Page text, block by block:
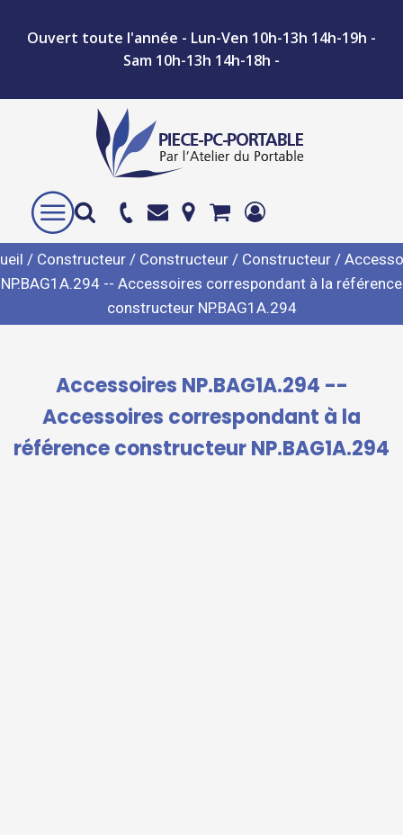
Ouvert toute l'année - Lun-Ven 10h-13h 14h-19h -
Sam 10h-13h 14h-18h -
/ Constructeur / Constructeur / Constructeur /
NP.BAG1A.294 -- Accessoires correspondant à la référence
constructeur NP.BAG1A.294
Accessoires NP.BAG1A.294 --
Accessoires correspondant à la
référence constructeur NP.BAG1A.294